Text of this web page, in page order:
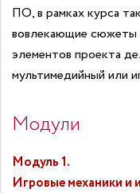
ПО, в рамках курса
вовлекающие сюжеты
элементов проекта
мультимедийный или
Модули
Модуль 1.
Игровые механики и